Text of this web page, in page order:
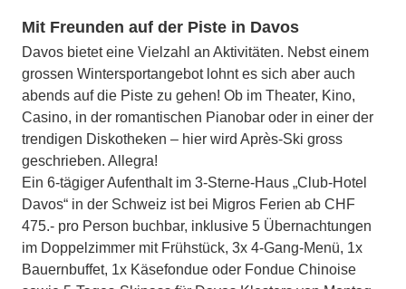
Mit Freunden auf der Piste in Davos
Davos bietet eine Vielzahl an Aktivitäten. Nebst einem
grossen Wintersportangebot lohnt es sich aber auch
abends auf die Piste zu gehen! Ob im Theater, Kino,
Casino, in der romantischen Pianobar oder in einer der
trendigen Diskotheken – hier wird Après-Ski gross
geschrieben. Allegra!
Ein 6-tägiger Aufenthalt im 3-Sterne-Haus „Club-Hotel
Davos“ in der Schweiz ist bei Migros Ferien ab CHF
475.- pro Person buchbar, inklusive 5 Übernachtungen
im Doppelzimmer mit Frühstück, 3x 4-Gang-Menü, 1x
Bauernbuffet, 1x Käsefondue oder Fondue Chinoise